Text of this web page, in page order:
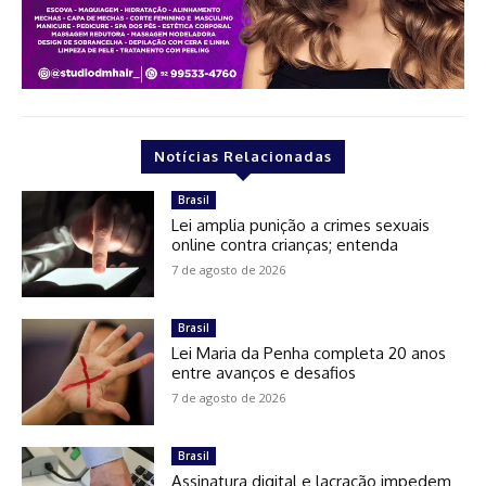
Notícias Relacionadas
Brasil
Lei amplia punição a crimes sexuais
online contra crianças; entenda
7 de agosto de 2026
Brasil
Lei Maria da Penha completa 20 anos
entre avanços e desafios
7 de agosto de 2026
Brasil
Assinatura digital e lacração impedem